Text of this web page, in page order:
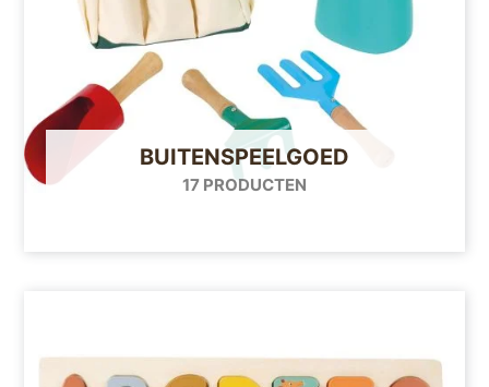
BUITENSPEELGOED
17 PRODUCTEN